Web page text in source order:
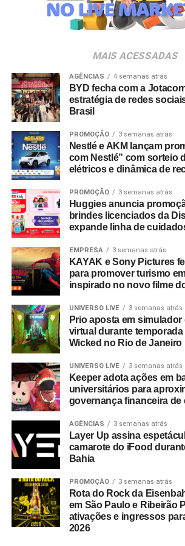
marca em eventos são infinitas”,
vice-presidente da ALAGEV.
Travel Index
apontam que 80% dos
consideram viagens de incentivo a
de reconhecimento profissional —
por bonificações financeiras ou bens
pesquisa revela ainda que essas
retenção de lembrança de marca em
96% dos entrevistados relatarem
motivação.
No âmbito comercial, organizações
estruturados de viagens de incentivo
vezes mais chances de ultrapassar suas
vendas em comparação com
programas similares.
A Copa do Mundo do México, Estados
figurou como um dos grandes
Segundo números da FIFA, foram
de 607 mil pacotes de hospitalidade
mundial. Do total de compradores
programa oficial, 40% integravam o
figurando o Brasil entre os dez principais
globais consumidores da modalidade.
A relevância das experiências
exige planejamento de longo prazo,
estruturando ações voltadas para a
2030, que terá partidas distribuídas
Portugal, Marrocos, Uruguai, Argentina e
Entre as sedes, o governo do Marrocos
investimentos por meio do programa
MAIS ACESSADAS
AGÊNCIAS 4 semanas atrás
BYD fecha com a
estratégia de redes
Brasil
PROMOÇÃO 3 semanas atrás
Nestlé e AKM lançam
com Nestlé” com sorteio
elétricos e dinâmica de
PROMOÇÃO 3 semanas atrás
Huggies anuncia
brindes licenciados da
expande linha de
EMPRESA 3 semanas atrás
KAYAK e Sony Pictures
para promover turismo
inspirado no novo filme
UNIVERSO LIVE 3 semanas atrás
Prio aposta em simulador
virtual durante temporada
Wicked no Rio de Janeiro
UNIVERSO LIVE 3 semanas atrás
Keeper adota ações em
universitários para
governança financeira de
AGÊNCIAS 3 semanas atrás
Layer Up assina
camarote do iFood
Bahia
PROMOÇÃO 3 semanas atrás
Rota do Rock da
em São Paulo e Ribeirão
ativações e ingressos
2026